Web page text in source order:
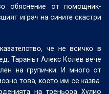
обяснение от помощник-
играч на сините скастри
че не всичко в
Таранът Алекс Колев вече
на групички. И много от
това, което им се казва.
на треньора Хулио